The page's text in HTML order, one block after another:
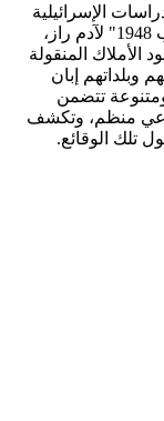
الإسرائيلية
"مدار" كتاب "نهب الممتلكات العربية في حرب 1948" لآدم راز،
الأملاك المنقولة
وبلداتهم إبان
تتضمن
منظم، وتكشف
تلك الوقائع.